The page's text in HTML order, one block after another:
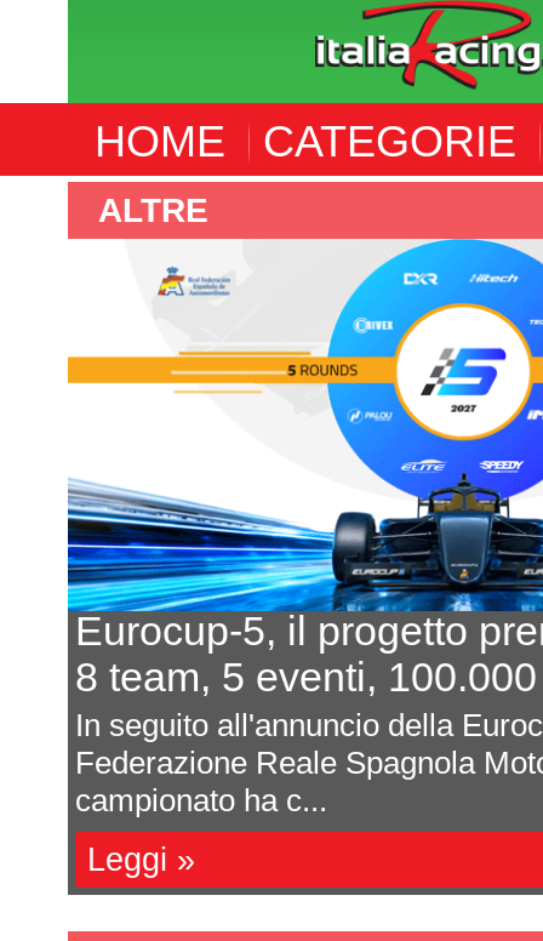
HOME CATEGORIE
prende forma
100.000 euro al primo
della Eurocup-5 da parte della
Spagnola Motorsport (RFEDA), il